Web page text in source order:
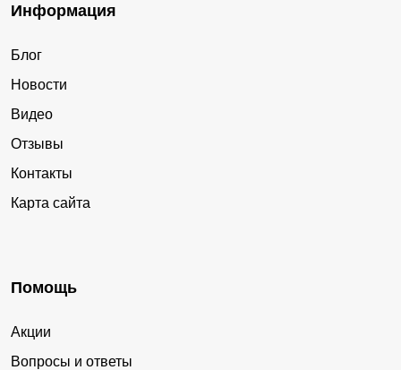
Информация
Блог
Новости
Видео
Отзывы
Контакты
Карта сайта
Помощь
Акции
Вопросы и ответы